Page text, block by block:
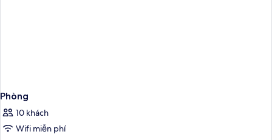
Phòng
10 khách
Wifi miễn phí